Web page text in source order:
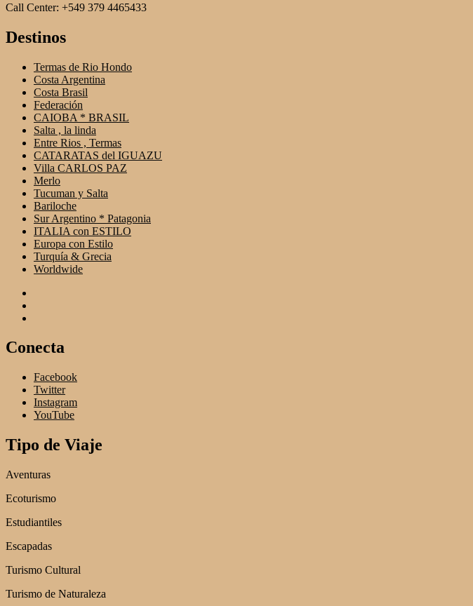
Call Center: +549 379 4465433
Destinos
Termas de Rio Hondo
Costa Argentina
Costa Brasil
Federación
CAIOBA * BRASIL
Salta , la linda
Entre Rios , Termas
CATARATAS del IGUAZU
Villa CARLOS PAZ
Merlo
Tucuman y Salta
Bariloche
Sur Argentino * Patagonia
ITALIA con ESTILO
Europa con Estilo
Turquía & Grecia
Worldwide
Conecta
Facebook
Twitter
Instagram
YouTube
Tipo de Viaje
Aventuras
Ecoturismo
Estudiantiles
Escapadas
Turismo Cultural
Turismo de Naturaleza